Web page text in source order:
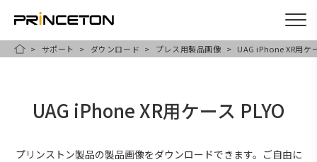
HOME
サポート ダウンロード プレス用製品画像 UAG iPhone XR用ケ
UAG iPhone XR用ケース PLYO
プリンストン製品の製品画像をダウンロードできます。ご自由に